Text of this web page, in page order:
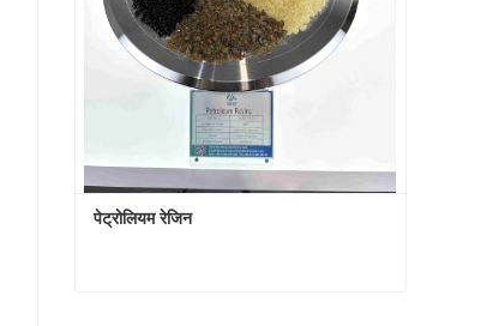
पेट्रोलियम रेजिन